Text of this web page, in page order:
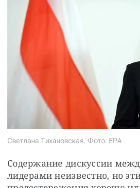
Светлана Тихановская. Фото: ЕРА
Содержание дискуссии
лидерами неизвестно, но